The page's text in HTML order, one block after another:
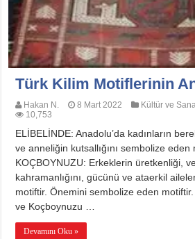
Türk Kilim Motiflerinin
Hakan N. 8 Mart 2022 Kültür ve
10,753
ELİBELİNDE: Anadolu’da kadınların
ve anneliğin kutsallığını sembolize eden
KOÇBOYNUZU: Erkeklerin üretkenliği,
kahramanlığını, gücünü ve ataerkil
motiftir. Önemini sembolize eden
ve Koçboynuzu …
Devamını Oku »